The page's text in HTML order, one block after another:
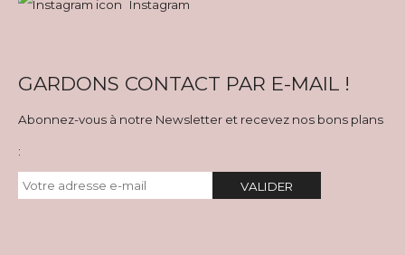
Instagram
GARDONS CONTACT PAR E-MAIL !
Abonnez-vous à notre Newsletter et recevez nos bons plans
:
VALIDER